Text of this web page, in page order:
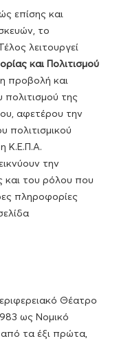
επίσης και
το
λειτουργεί
και Πολιτισμού
προβολή και
πολιτισμού της
αφετέρου την
πολιτισμικού
Κ.Ε.Π.Α.
την
και του ρόλου που
πληροφορίες
Θέατρο
ως Νομικό
τα έξι πρώτα,